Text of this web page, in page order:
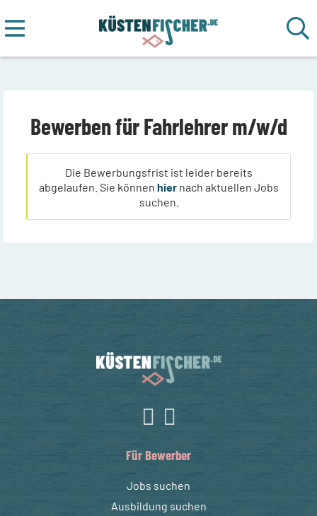
Bewerben für Fahrlehrer m/w/d
Die Bewerbungsfrist ist leider bereits
abgelaufen. Sie können hier nach aktuellen Jobs
suchen.
Für Bewerber
Jobs suchen
Ausbildung suchen